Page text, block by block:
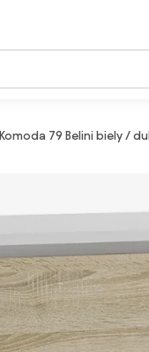
Komoda 79 Belini biely /